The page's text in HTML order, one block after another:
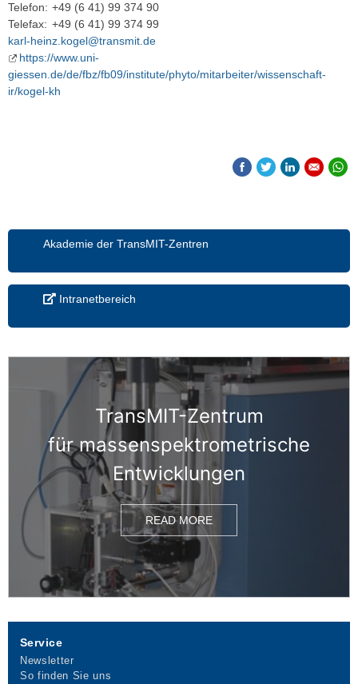
Akademie der TransMIT-Zentren
Intranetbereich
TransMIT-Zentrum
für massen­spektrometrische
Entwicklungen
READ MORE
Telefon: +49 (6 41) 99 374 90
Telefax: +49 (6 41) 99 374 99
karl-heinz.kogel@transmit.de
https://www.uni-
giessen.de/de/fbz/fb09/institute/phyto/mitarbeiter/wissenschaft-
ir/kogel-kh
Service
Newsletter
So finden Sie uns